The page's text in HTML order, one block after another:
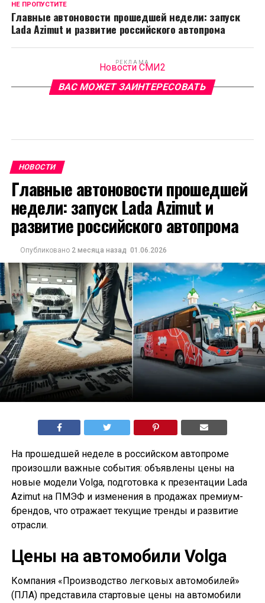
НЕ ПРОПУСТИТЕ
Главные автоновости прошедшей недели: запуск
Lada Azimut и развитие российского автопрома
РЕКЛАМА
Новости СМИ2
ВАС МОЖЕТ ЗАИНТЕРЕСОВАТЬ
НОВОСТИ
Главные автоновости прошедшей
недели: запуск Lada Azimut и
развитие российского автопрома
Опубликовано 2 месяца назад 01.06.2026
На прошедшей неделе в российском автопроме
произошли важные события: объявлены цены на
новые модели Volga, подготовка к презентации Lada
Azimut на ПМЭФ и изменения в продажах премиум-
брендов, что отражает текущие тренды и развитие
отрасли.
Цены на автомобили Volga
Компания «Производство легковых автомобилей»
(ПЛА) представила стартовые цены на автомобили